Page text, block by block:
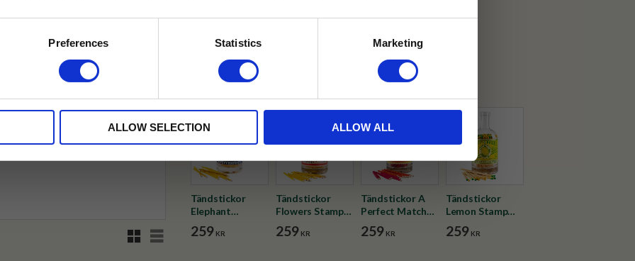
Preferences Statistics Marketing
ALLOW SELECTION ALLOW ALL
RutnätsvyListvy
✓ Gratis teprov i varje beställning
Visa alla produkter från Archivist
Tändstickor
Elephant
Glasflaska
259 KR
Tändstickor
Flowers Stamp
Glasflaska
259 KR
Tändstickor A
Perfect Match
Glasflaska
259 KR
Tändstickor
Lemon Stamp
Glasflaska
259 KR
Rabatten fungerar endast
med andra erbjudanden.